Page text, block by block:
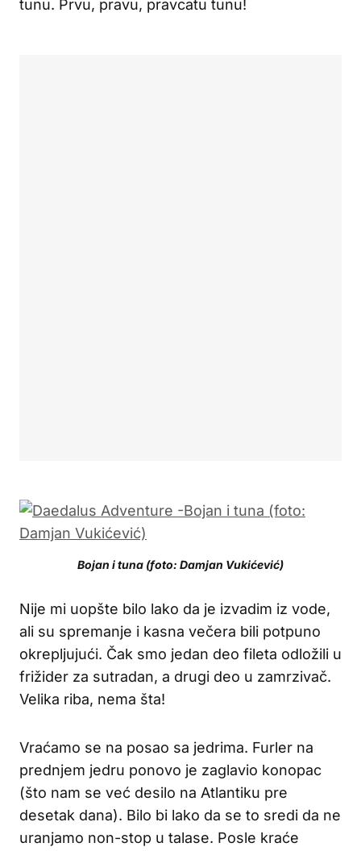
tunu. Prvu, pravu, pravcatu tunu!
Bojan i tuna (foto: Damjan Vukićević)
Nije mi uopšte bilo lako da je izvadim iz vode,
ali su spremanje i kasna večera bili potpuno
okrepljujući. Čak smo jedan deo fileta odložili u
frižider za sutradan, a drugi deo u zamrzivač.
Velika riba, nema šta!
Vraćamo se na posao sa jedrima. Furler na
prednjem jedru ponovo je zaglavio konopac
(što nam se već desilo na Atlantiku pre
desetak dana). Bilo bi lako da se to sredi da ne
uranjamo non-stop u talase. Posle kraće